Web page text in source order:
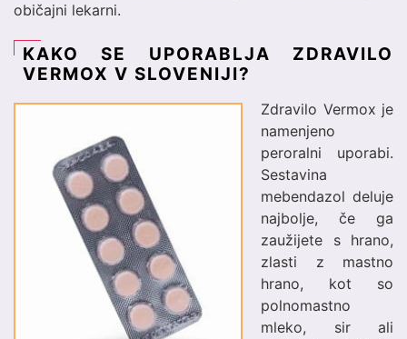
običajni lekarni.
KAKO SE UPORABLJA ZDRAVILO
VERMOX V SLOVENIJI?
Zdravilo Vermox je
namenjeno
peroralni uporabi.
Sestavina
mebendazol deluje
najbolje, če ga
zaužijete s hrano,
zlasti z mastno
hrano, kot so
polnomastno
mleko, sir ali